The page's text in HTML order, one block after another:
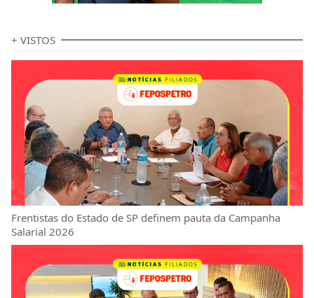
+ VISTOS
Frentistas do Estado de SP definem pauta da Campanha
Salarial 2026